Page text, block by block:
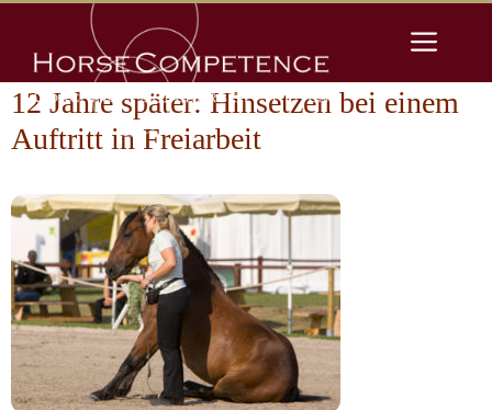
springen
12 Jahre später: Hinsetzen bei einem
Auftritt in Freiarbeit